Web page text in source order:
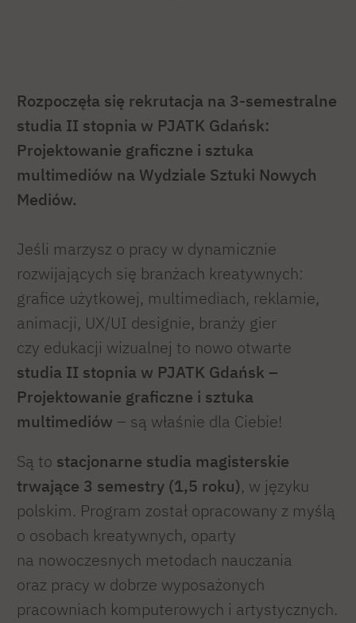
Rozpoczęła się rekrutacja na 3-semestralne
studia II stopnia w PJATK Gdańsk:
Projektowanie graficzne i sztuka
multimediów na Wydziale Sztuki Nowych
Mediów.
Jeśli marzysz o pracy w dynamicznie
rozwijających się branżach kreatywnych:
grafice użytkowej, multimediach, reklamie,
animacji, UX/UI designie, branży gier
czy edukacji wizualnej to nowo otwarte
studia II stopnia w PJATK Gdańsk –
Projektowanie graficzne i sztuka
multimediów – są właśnie dla Ciebie!
Są to stacjonarne studia magisterskie
trwające 3 semestry (1,5 roku), w języku
polskim. Program został opracowany z myślą
o osobach kreatywnych, oparty
na nowoczesnych metodach nauczania
oraz pracy w dobrze wyposażonych
pracowniach komputerowych i artystycznych.